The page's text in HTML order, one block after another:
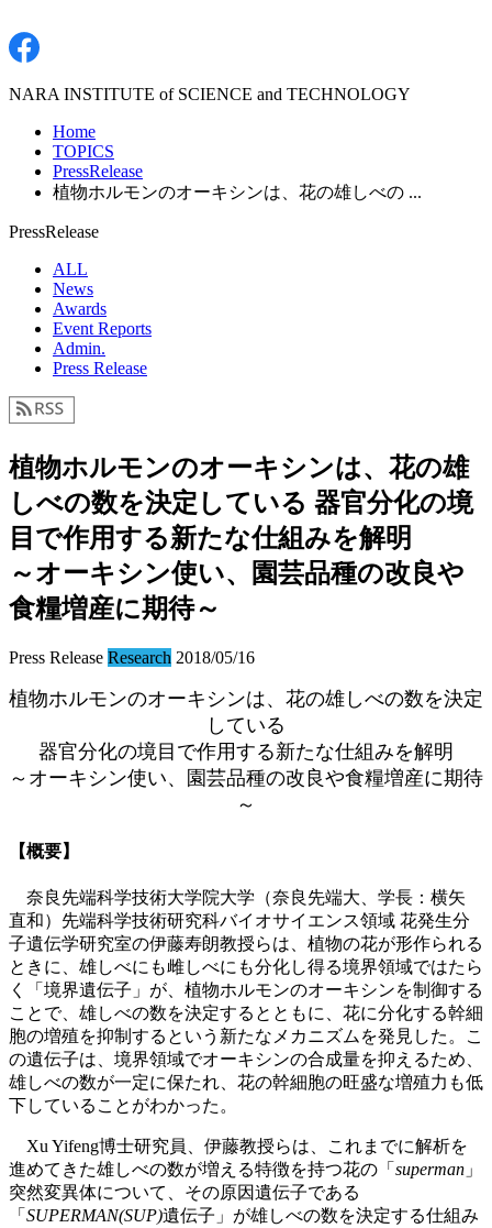
NARA INSTITUTE of SCIENCE and TECHNOLOGY
Home
TOPICS
PressRelease
植物ホルモンのオーキシンは、花の雄しべの ...
PressRelease
ALL
News
Awards
Event Reports
Admin.
Press Release
植物ホルモンのオーキシンは、花の雄
しべの数を決定している 器官分化の境
目で作用する新たな仕組みを解明
～オーキシン使い、園芸品種の改良や
食糧増産に期待～
Press Release Research 2018/05/16
植物ホルモンのオーキシンは、花の雄しべの数を決定
している
器官分化の境目で作用する新たな仕組みを解明
～オーキシン使い、園芸品種の改良や食糧増産に期待
～
【概要】
奈良先端科学技術大学院大学（奈良先端大、学長：横矢
直和）先端科学技術研究科バイオサイエンス領域 花発生分
子遺伝学研究室の伊藤寿朗教授らは、植物の花が形作られる
ときに、雄しべにも雌しべにも分化し得る境界領域ではたら
く「境界遺伝子」が、植物ホルモンのオーキシンを制御する
ことで、雄しべの数を決定するとともに、花に分化する幹細
胞の増殖を抑制するという新たなメカニズムを発見した。こ
の遺伝子は、境界領域でオーキシンの合成量を抑えるため、
雄しべの数が一定に保たれ、花の幹細胞の旺盛な増殖力も低
下していることがわかった。
Xu Yifeng博士研究員、伊藤教授らは、これまでに解析を
進めてきた雄しべの数が増える特徴を持つ花の「 superman 」
突然変異体について、その原因遺伝子である
「 SUPERMAN(SUP)遺伝子」が雄しべの数を決定する仕組み